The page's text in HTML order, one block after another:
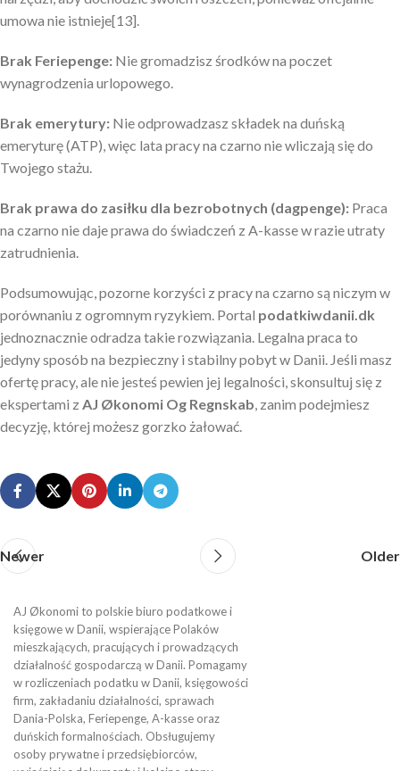
umowa nie istnieje[13].
Brak Feriepenge: Nie gromadzisz środków na poczet
wynagrodzenia urlopowego.
Brak emerytury: Nie odprowadzasz składek na duńską
emeryturę (ATP), więc lata pracy na czarno nie wliczają się do
Twojego stażu.
Brak prawa do zasiłku dla bezrobotnych (dagpenge): Praca
na czarno nie daje prawa do świadczeń z A-kasse w razie utraty
zatrudnienia.
Podsumowując, pozorne korzyści z pracy na czarno są niczym w
porównaniu z ogromnym ryzykiem. Portal podatkiwdanii.dk
jednoznacznie odradza takie rozwiązania. Legalna praca to
jedyny sposób na bezpieczny i stabilny pobyt w Danii. Jeśli masz
ofertę pracy, ale nie jesteś pewien jej legalności, skonsultuj się z
ekspertami z AJ Økonomi Og Regnskab, zanim podejmiesz
decyzję, której możesz gorzko żałować.
Newer Older
AJ Økonomi to polskie biuro podatkowe i
księgowe w Danii, wspierające Polaków
mieszkających, pracujących i prowadzących
działalność gospodarczą w Danii. Pomagamy
w rozliczeniach podatku w Danii, księgowości
firm, zakładaniu działalności, sprawach
Dania-Polska, Feriepenge, A-kasse oraz
duńskich formalnościach. Obsługujemy
osoby prywatne i przedsiębiorców,